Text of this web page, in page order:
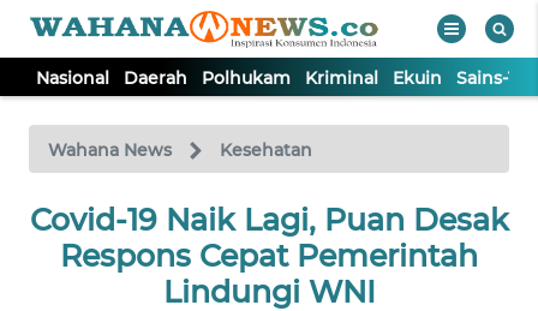
Nasional Daerah Polhukam Kriminal Ekuin Sains-
Wahana News Kesehatan
Covid-19 Naik Lagi, Puan Desak
Respons Cepat Pemerintah
Lindungi WNI
TV
Tutup
NASIONAL